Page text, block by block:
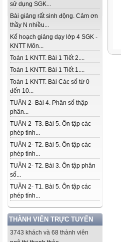
sử dụng SGK...
Bài giảng rất sinh động. Cảm ơn
thầy N nhiều...
Kế hoạch giảng dạy lớp 4 SGK -
KNTT Môn...
Toán 1 KNTT. Bài 1 Tiết 2....
Toán 1 KNTT. Bài 1 Tiết 1....
Toán 1 KNTT. Bài Các số từ 0
đến 10...
TUẦN 2- Bài 4. Phân số thập
phân...
TUẦN 2- T3. Bài 5. Ôn tập các
phép tính...
TUẦN 2- T2. Bài 5. Ôn tập các
phép tính...
TUẦN 2- T2. Bài 3. Ôn tập phân
số...
TUẦN 2- T1. Bài 5. Ôn tập các
phép tính...
THÀNH VIÊN TRỰC TUYẾN
3743 khách và 68 thành viên